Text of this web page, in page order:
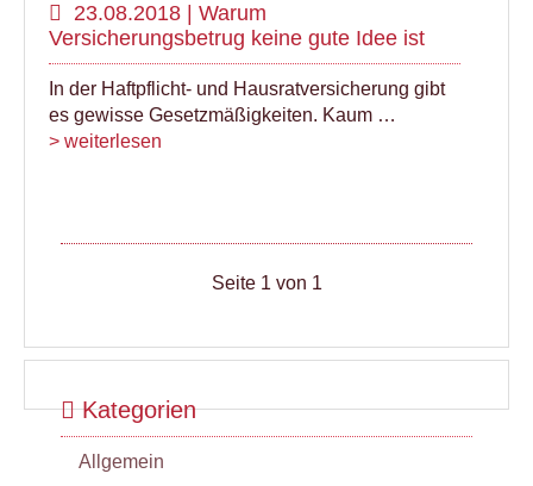
23.08.2018 | Warum
Versicherungsbetrug keine gute Idee ist
In der Haftpflicht- und Hausratversicherung gibt
es gewisse Gesetzmäßigkeiten. Kaum …
> weiterlesen
Seite 1 von 1
Kategorien
Allgemein